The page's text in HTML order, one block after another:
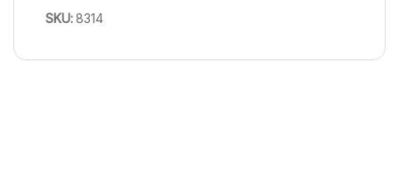
SKU:8314